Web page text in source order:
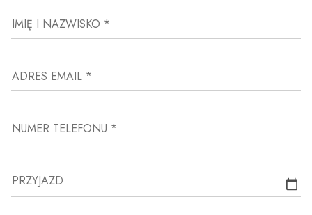
IMIĘ I NAZWISKO *
ADRES EMAIL *
NUMER TELEFONU *
PRZYJAZD